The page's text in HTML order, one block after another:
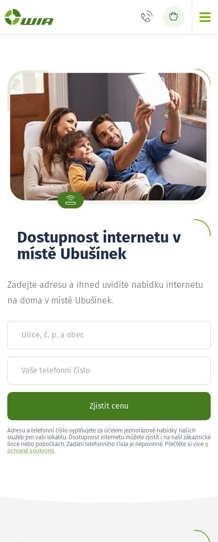
Dostupnost internetu v
místě Ubušínek
Zadejte adresu a ihned uvidíte nabídku internetu
na doma v místě Ubušínek.
Ulice, č. p. a obec
Vaše telefonní číslo
Zjistit cenu
Adresu a telefonní číslo vyplňujete za účelem jednorázové nabídky našich
služeb pro vaši lokalitu. Dostupnost internetu můžete zjistit i na naší zákaznické
lince nebo pobočkách. Zadání telefonního čísla je nepovinné. Přečtěte si více o
ochraně soukromí.